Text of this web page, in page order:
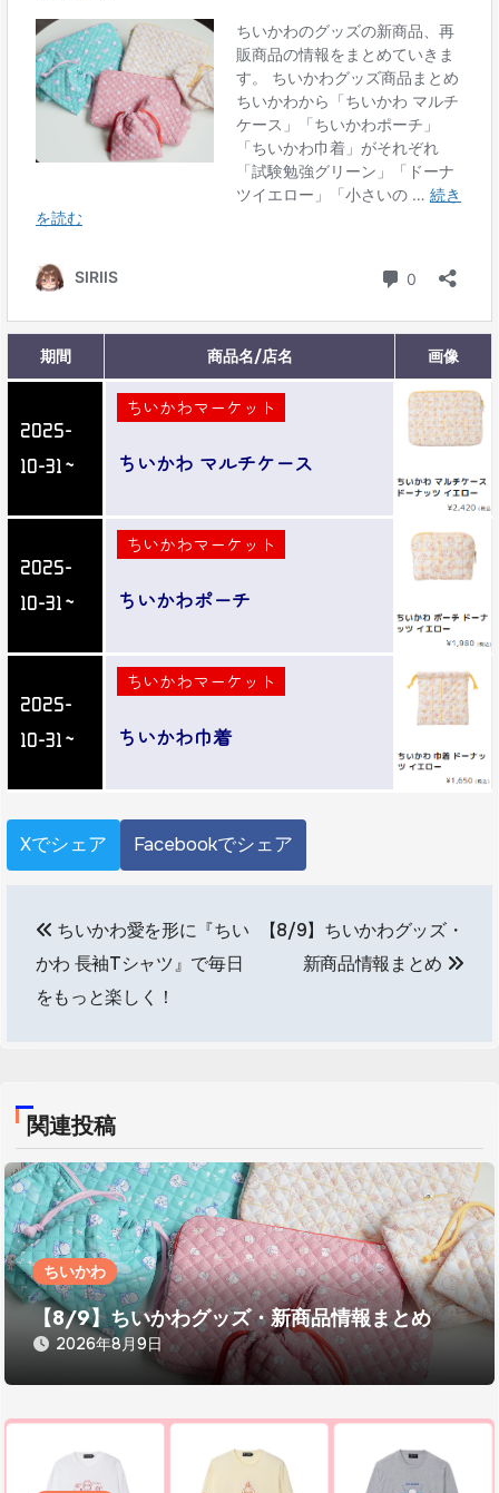
期間 商品名/店名 画像
2025-
10-31～
ちいかわ マルチケース
ちいかわマーケット
2025-
10-31～
ちいかわポーチ
ちいかわマーケット
2025-
10-31～
ちいかわ巾着
ちいかわマーケット
Xでシェア Facebookでシェア
稿
ナ
ー
シ
ョ
ン
ちいかわ愛を形に『ちい
かわ 長袖Tシャツ』で毎日
をもっと楽しく！
【8/9】ちいかわグッズ・
新商品情報まとめ
関連投稿
ちいかわ
【8/9】ちいかわグッズ・新商品情報まとめ
2026年8月9日